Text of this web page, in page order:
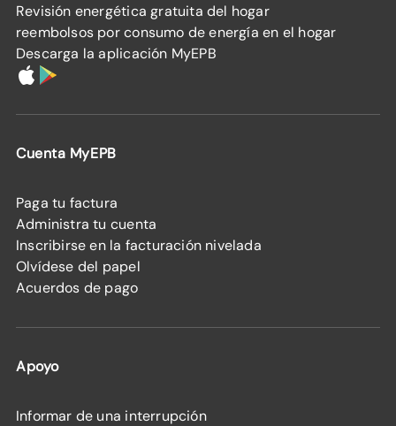
Revisión energética gratuita del hogar
reembolsos por consumo de energía en el hogar
Descarga la aplicación MyEPB
Cuenta MyEPB
Paga tu factura
Administra tu cuenta
Inscribirse en la facturación nivelada
Olvídese del papel
Acuerdos de pago
Apoyo
Informar de una interrupción